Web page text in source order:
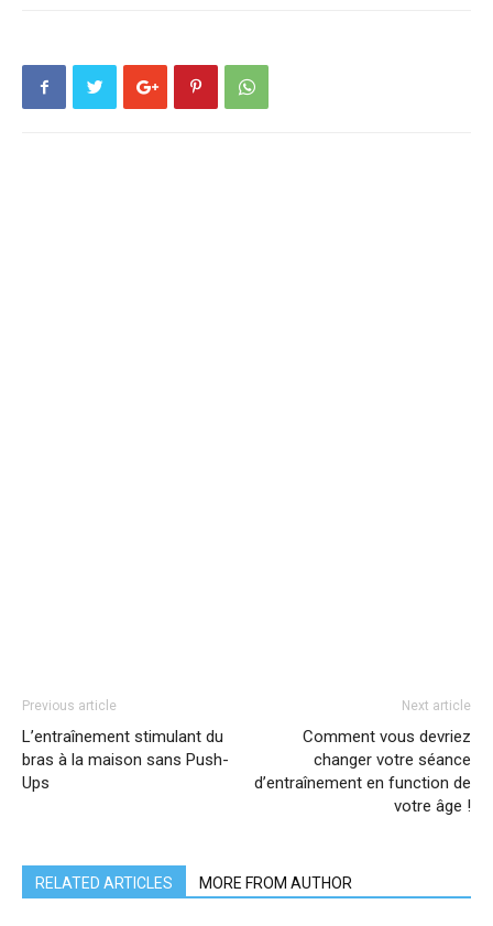
Previous article
L’entraînement stimulant du
bras à la maison sans Push-
Ups
Next article
Comment vous devriez
changer votre séance
d’entraînement en function de
votre âge !
RELATED ARTICLES MORE FROM AUTHOR